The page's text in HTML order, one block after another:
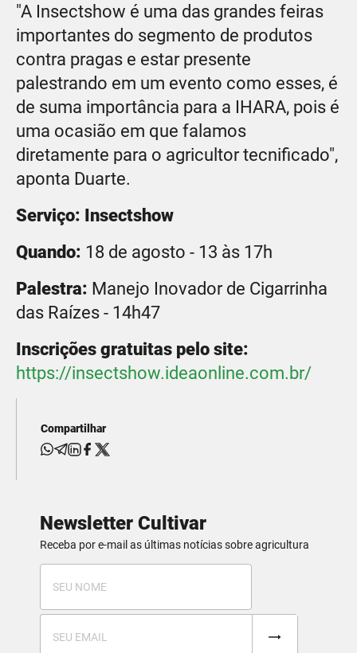
"A Insectshow é uma das grandes feiras
importantes do segmento de produtos
contra pragas e estar presente
palestrando em um evento como esses, é
de suma importância para a IHARA, pois é
uma ocasião em que falamos
diretamente para o agricultor tecnificado",
aponta Duarte.
Serviço: Insectshow
Quando: 18 de agosto - 13 às 17h
Palestra: Manejo Inovador de Cigarrinha
das Raízes - 14h47
Inscrições gratuitas pelo site:
https://insectshow.ideaonline.com.br/
Compartilhar
Newsletter Cultivar
Receba por e-mail as últimas notícias sobre agricultura